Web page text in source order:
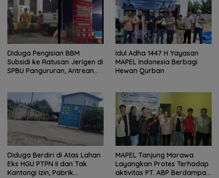
Diduga Pengisian BBM
Subsidi ke Ratusan Jerigen di
SPBU Pangururan, Antrean
Idul Adha 1447 H Yayasan
MAPEL Indonesia Berbagi
Hewan Qurban
Diduga Berdiri di Atas Lahan
Eks HGU PTPN II dan Tak
Kantongi Izin, Pabrik
MAPEL Tanjung Morawa
Layangkan Protes Terhadap
aktivitas PT. ABP Berdampak